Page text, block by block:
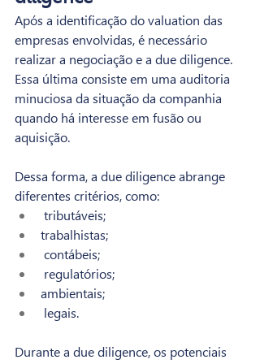
Após a identificação do valuation das
empresas envolvidas, é necessário
realizar a negociação e a due diligence.
Essa última consiste em uma auditoria
minuciosa da situação da companhia
quando há interesse em fusão ou
aquisição.
Dessa forma, a due diligence abrange
diferentes critérios, como:
tributáveis;
trabalhistas;
contábeis;
regulatórios;
ambientais;
legais.
Durante a due diligence, os potenciais